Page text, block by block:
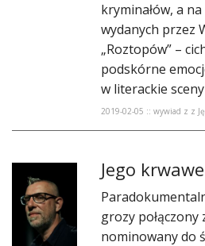
kryminałów, a
wydanych przez
„Roztopów” –
podskórne
w literackie
2019-02-05 :: wywiad z z
Jego
grozy
nominowany do